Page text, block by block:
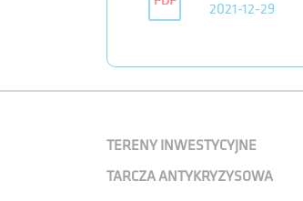
2021-12-29
TERENY INWESTYCYJNE
TARCZA ANTYKRYZYSOWA